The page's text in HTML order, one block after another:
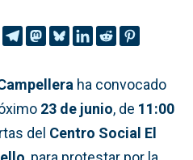
ha convocado
23 de junio, de 11:00
del Centro Social El